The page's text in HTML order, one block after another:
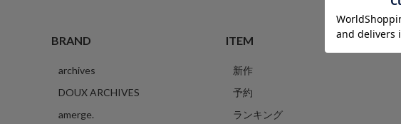
BRAND
archives
DOUX ARCHIVES
amerge.
ITEM
新作
予約
ランキング